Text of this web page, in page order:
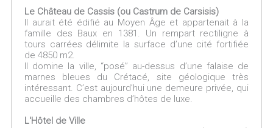
Le Château de Cassis (ou Castrum de Carsisis)
Il aurait été édifié au Moyen Âge et appartenait à la
famille des Baux en 1381. Un rempart rectiligne à
tours carrées délimite la surface d’une cité fortifiée
de 4850 m2.
Il domine la ville, “posé” au-dessus d’une falaise de
marnes bleues du Crétacé, site géologique très
intéressant. C’est aujourd’hui une demeure privée, qui
accueille des chambres d’hôtes de luxe.
L'Hôtel de Ville